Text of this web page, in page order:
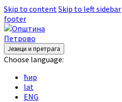
Skip to contentSkip to left sidebar
footer
Језици и претрага
Choose language:
ћир
lat
ENG